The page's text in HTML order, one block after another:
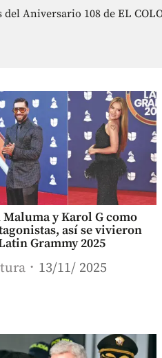
Aniversario 108 de EL
Maluma y Karol G como
así se vivieron
Grammy 2025
13/11/ 2025